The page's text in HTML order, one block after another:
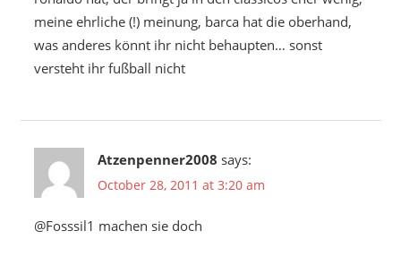
meine ehrliche (!) meinung, barca hat die oberhand,
was anderes könnt ihr nicht behaupten… sonst
versteht ihr fußball nicht
Atzenpenner2008 says:
October 28, 2011 at 3:20 am
@Fosssil1 machen sie doch